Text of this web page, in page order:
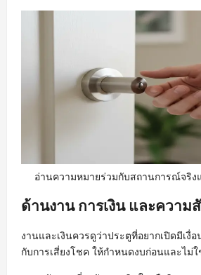
อ่านความหมายร่วมกับสถานการณ์จริง
ด้านงาน การเงิน และความ
งานและเงินควรดูว่าประตูที่อยากเปิดมีเงื่อ
กับการเสี่ยงโชค ให้กำหนดงบก่อนและไม่ใ